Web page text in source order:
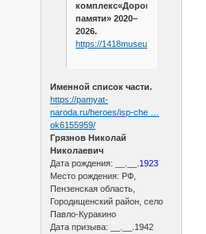
комплекс«Дорога
памяти» 2020–
2026.
https://1418museum.ru/heroes/
Именной список части.
https://pamyat-
naroda.ru/heroes/isp-che …
ok6155959/
Грязнов Николай
Николаевич
Дата рождения: __.__.1923
Место рождения: РФ,
Пензенская область,
Городищенский район, село
Павло-Куракино
Дата призыва: __.__.1942